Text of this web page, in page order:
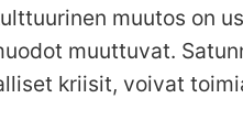
muutos on
muuttuvat.
kriisit, voivat